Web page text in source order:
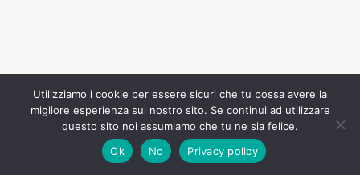
Utilizziamo i cookie per essere sicuri che tu possa avere la
migliore esperienza sul nostro sito. Se continui ad utilizzare
questo sito noi assumiamo che tu ne sia felice.
Ok
No Privacy policy